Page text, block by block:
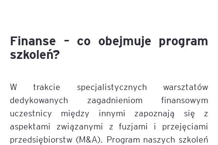
Finanse – co obejmuje program
szkoleń?
W trakcie specjalistycznych warsztatów
dedykowanych zagadnieniom finansowym
uczestnicy między innymi zapoznają się z
aspektami związanymi z fuzjami i przejęciami
przedsiębiorstw (M&A). Program naszych szkoleń